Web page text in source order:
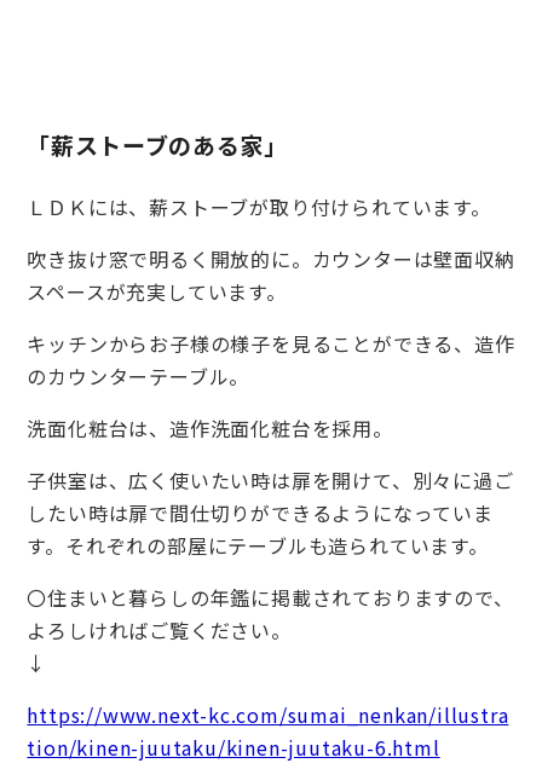
「薪ストーブのある家」
ＬＤＫには、薪ストーブが取り付けられています。
吹き抜け窓で明るく開放的に。カウンターは壁面収納
スペースが充実しています。
キッチンからお子様の様子を見ることができる、造作
のカウンターテーブル。
洗面化粧台は、造作洗面化粧台を採用。
子供室は、広く使いたい時は扉を開けて、別々に過ご
したい時は扉で間仕切りができるようになっていま
す。それぞれの部屋にテーブルも造られています。
〇住まいと暮らしの年鑑に掲載されておりますので、
よろしければご覧ください。
↓
https://www.next-kc.com/sumai_nenkan/illustra
tion/kinen-juutaku/kinen-juutaku-6.html